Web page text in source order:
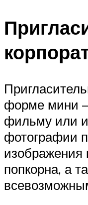
форме мини
фильму или
фотографии
изображения
попкорна, а